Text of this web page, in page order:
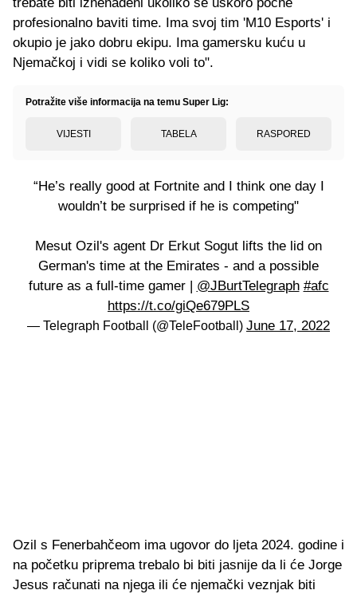
profesionalno baviti time. Ima svoj tim 'M10 Esports' i
okupio je jako dobru ekipu. Ima gamersku kuću u
Njemačkoj i vidi se koliko voli to".
Potražite više informacija na temu Super Lig:
VIJESTI TABELA RASPORED
“He’s really good at Fortnite and I think one day I
wouldn’t be surprised if he is competing"
Mesut Ozil's agent Dr Erkut Sogut lifts the lid on
German's time at the Emirates - and a possible
future as a full-time gamer | @JBurtTelegraph #afc
https://t.co/giQe679PLS
— Telegraph Football (@TeleFootball) June 17, 2022
Ozil s Fenerbahčeom ima ugovor do ljeta 2024. godine i
na početku priprema trebalo bi biti jasnije da li će Jorge
Jesus računati na njega ili će njemački veznjak biti